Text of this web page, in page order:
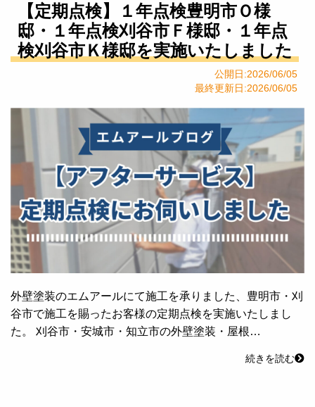
【定期点検】１年点検豊明市Ｏ様
邸・１年点検刈谷市Ｆ様邸・１年点
検刈谷市Ｋ様邸を実施いたしました
公開日:2026/06/05
最終更新日:2026/06/05
外壁塗装のエムアールにて施工を承りました、豊明市・刈
谷市で施工を賜ったお客様の定期点検を実施いたしまし
た。 刈谷市・安城市・知立市の外壁塗装・屋根…
続きを読む